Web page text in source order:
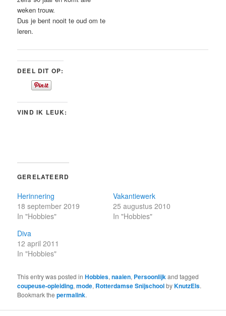
weken trouw.
Dus je bent nooit te oud om te
leren.
DEEL DIT OP:
VIND IK LEUK:
GERELATEERD
Herinnering
18 september 2019
In "Hobbies"
Vakantiewerk
25 augustus 2010
In "Hobbies"
Diva
12 april 2011
In "Hobbies"
This entry was posted inHobbies,naaien, Persoonlijkand tagged
coupeuse-opleiding,mode, Rotterdamse SnijschoolbyKnutzEls.
Bookmark thepermalink.